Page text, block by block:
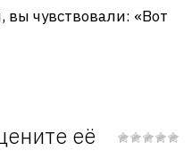
вы чувствовали: «Вот
её